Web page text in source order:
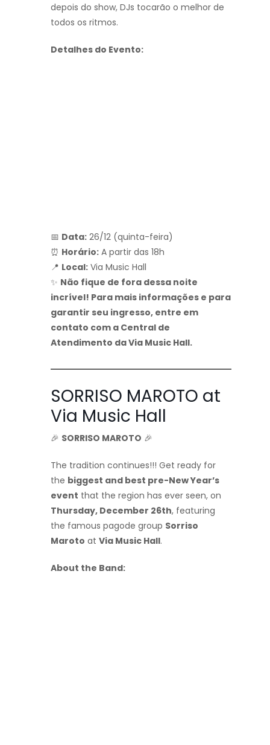
depois do show, DJs tocarão o melhor de
todos os ritmos.
Detalhes do Evento:
📅 Data: 26/12 (quinta-feira)
⏰ Horário: A partir das 18h
📍 Local: Via Music Hall
✨ Não fique de fora dessa noite
incrível! Para mais informações e para
garantir seu ingresso, entre em
contato com a Central de
Atendimento da Via Music Hall.
SORRISO MAROTO at
Via Music Hall
🎉 SORRISO MAROTO 🎉
The tradition continues!!! Get ready for
the biggest and best pre-New Year’s
event that the region has ever seen, on
Thursday, December 26th, featuring
the famous pagode group Sorriso
Maroto at Via Music Hall.
About the Band: